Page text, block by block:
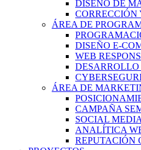
DISEÑO DE
ÁREA DE
DISEÑO E-
WEB
DESARROLLO
ÁREA DE
CAMPAÑA
SOCIAL
ANALÍTICA
REPUTACIÓN